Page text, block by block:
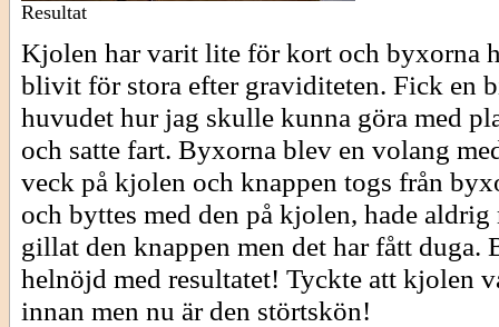
Resultat
Kjolen har varit lite för kort och byxorna
blivit för stora efter graviditeten. Fick en
huvudet hur jag skulle kunna göra med
och satte fart. Byxorna blev en volang
veck på kjolen och knappen togs från
och byttes med den på kjolen, hade
gillat den knappen men det har fått duga.
helnöjd med resultatet! Tyckte att kjolen
innan men nu är den störtskön!